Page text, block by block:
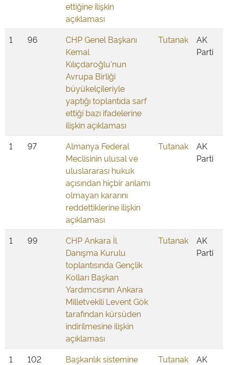
ettiğine ilişkin
açıklaması
1 96
CHP Genel Başkanı
Kemal
Kılıçdaroğlu'nun
Avrupa Birliği
büyükelçileriyle
yaptığı toplantıda sarf
ettiği bazı ifadelerine
ilişkin açıklaması
Tutanak
AK
Parti
1 97
Almanya Federal
Meclisinin ulusal ve
uluslararası hukuk
açısından hiçbir anlamı
olmayan kararını
reddettiklerine ilişkin
açıklaması
Tutanak
AK
Parti
1 99
CHP Ankara İl
Danışma Kurulu
toplantısında Gençlik
Kolları Başkan
Yardımcısının Ankara
Milletvekili Levent Gök
tarafından kürsüden
indirilmesine ilişkin
açıklaması
Tutanak
AK
Parti
1 102
Başkanlık sistemine
Tutanak
AK